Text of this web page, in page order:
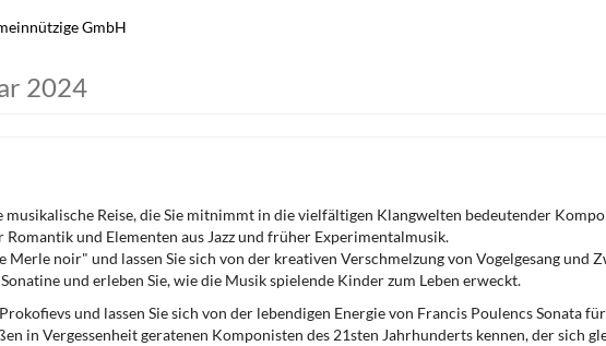
GmbH
2024
musikalische Reise, die Sie mitnimmt in die vielfältigen Klangwelten bedeutender
und Elementen aus Jazz und früher Experimentalmusik.
Merle noir" und lassen Sie sich von der kreativen Verschmelzung von Vogelgesang und
und erleben Sie, wie die Musik spielende Kinder zum Leben erweckt.
und lassen Sie sich von der lebendigen Energie von Francis Poulencs
in Vergessenheit geratenen Komponisten des 21sten Jahrhunderts kennen, der sich